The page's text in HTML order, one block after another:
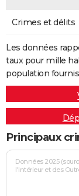
Crimes et délits
Les données
taux pour mille
population
Principaux
Données 2025
l'Intérieur et des